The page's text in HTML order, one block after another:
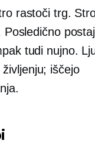
rastoči trg.
tudi nujno.
iščejo